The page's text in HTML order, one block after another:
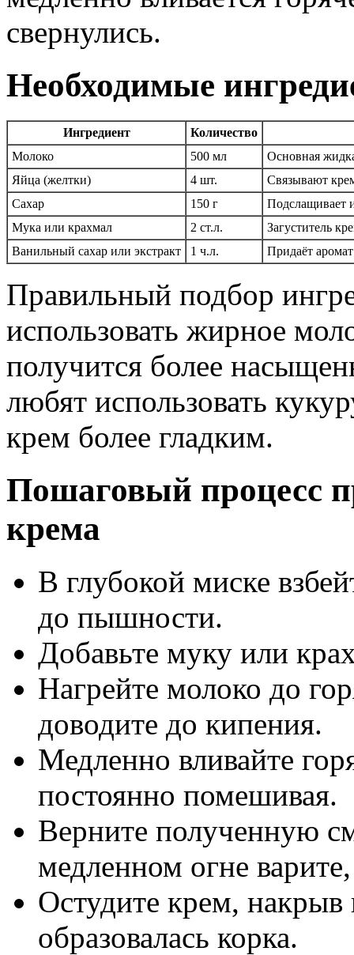
свернулись.
Необходимые
Ингредиент
Количество
Молоко
500 мл
Основная
Яйца (желтки)
4 шт.
Связывают
Сахар
150 г
Подслащивает
Мука или крахмал
2 ст.л.
Загуститель
Ванильный сахар или экстракт
1 ч.л. Придаёт
Правильный подбор
использовать жирное
получится более
любят использовать
крем более гладким.
Пошаговый процесс
крема
В глубокой миске
до пышности.
Добавьте муку или
Нагрейте молоко до
доводите до кипения.
Медленно вливайте
постоянно помешивая.
Верните полученную
медленном огне
Остудите крем,
образовалась корка.